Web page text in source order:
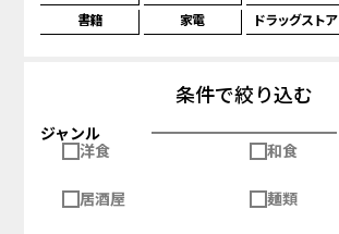
書籍
家電 ドラッグストア
条件で絞り込む
ジャンル
洋食
和食
居酒屋 麺類